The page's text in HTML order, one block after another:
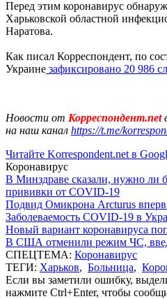
Перед этим коронавирус
Харьковской областной
Наратова.
Как писал Корреспондент, по
Украине зафиксировано 20 986
Новости от Корреспондент.net
на наш канал https://t.me/
Читайте Korrespondent.net в
Коронавирус
В Минздраве сказали, нужно ли
прививки от COVID-19
Подвид Омикрона Arcturus
Заболеваемость COVID-19 в
Новый вариант коронавируса
В США отменили режим ЧС,
СПЕЦТЕМА: Коронавирус
ТЕГИ: Харьков, Больница,
Если вы заметили ошибку,
нажмите Ctrl+Enter, чтобы